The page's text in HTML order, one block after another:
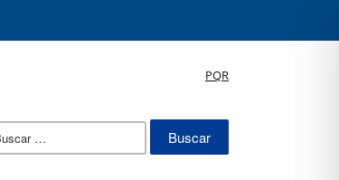
PQR
Buscar: